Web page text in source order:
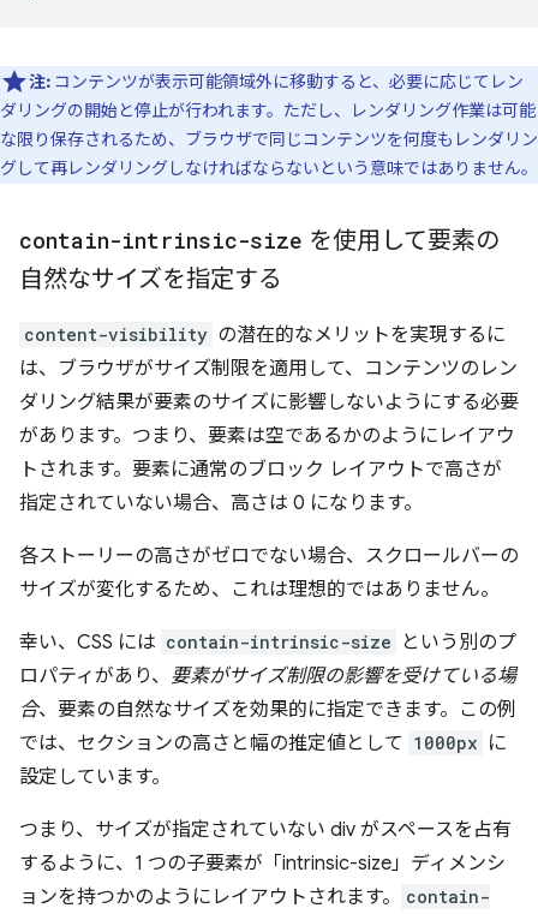
注: コンテンツが表示可能領域外に移動すると、必要に応じてレン
ダリングの開始と停止が行われます。ただし、レンダリング作業は可能
な限り保存されるため、ブラウザで同じコンテンツを何度もレンダリン
グして再レンダリングしなければならないという意味ではありません。
contain-intrinsic-size を使用して要素の
自然なサイズを指定する
content-visibility の潜在的なメリットを実現するに
は、ブラウザがサイズ制限を適用して、コンテンツのレン
ダリング結果が要素のサイズに影響しないようにする必要
があります。つまり、要素は空であるかのようにレイアウ
トされます。要素に通常のブロック レイアウトで高さが
指定されていない場合、高さは 0 になります。
各ストーリーの高さがゼロでない場合、スクロールバーの
サイズが変化するため、これは理想的ではありません。
幸い、CSS には contain-intrinsic-size
という別のプ
ロパティがあり、 要素がサイズ制限の影響を受けている場
合、要素の自然なサイズを効果的に指定できます。この例
では、セクションの高さと幅の推定値として 1000px に
設定しています。
つまり、サイズが指定されていない div がスペースを占有
するように、1 つの子要素が「intrinsic-size」ディメンシ
ョンを持つかのようにレイアウトされます。
contain-